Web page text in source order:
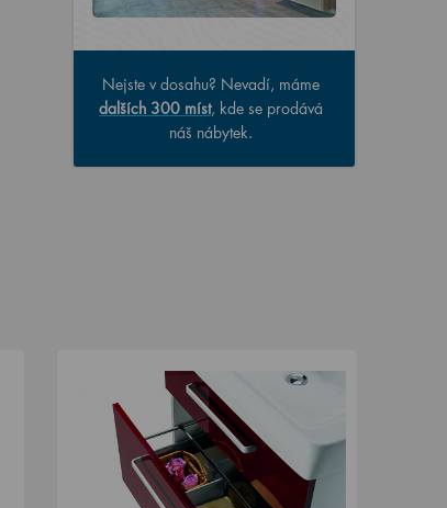
Nejste v dosahu? Nevadí, máme
dalších 300 míst, kde se prodává
náš nábytek.